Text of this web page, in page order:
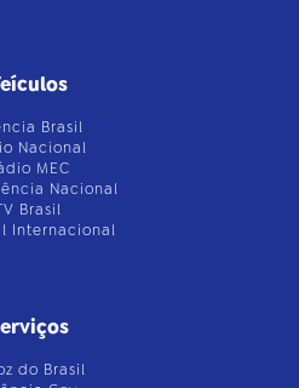
Brasil
Nacional
MEC
Nacional
Brasil
Internacional
do Brasil